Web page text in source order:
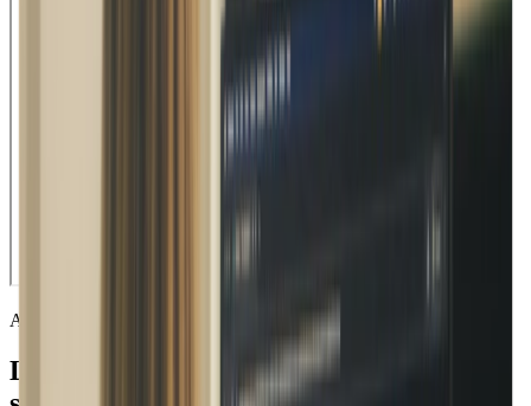
APPLICATION DE BUREAU MOISES
L’application pour musiciens tout-en-un